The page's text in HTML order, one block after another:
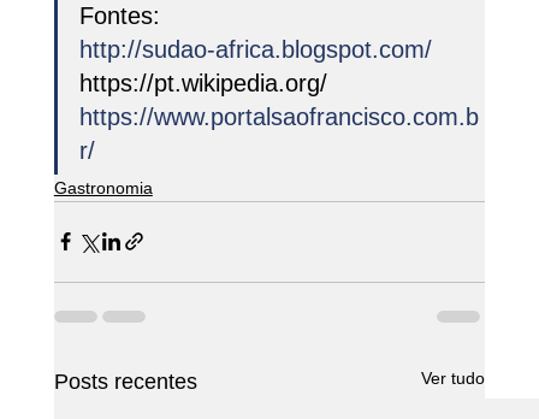
Fontes:
http://sudao-africa.blogspot.com/
https://pt.wikipedia.org/
https://www.portalsaofrancisco.com.b
r/
Gastronomia
Posts recentes Ver tudo